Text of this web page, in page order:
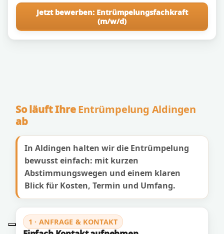
Jetzt bewerben: Entrümpelungsfachkraft
(m/w/d)
So läuft IhreEntrümpelung Aldingen
ab
In Aldingen halten wir die Entrümpelung
bewusst einfach: mit kurzen
Abstimmungswegen und einem klaren
Blick für Kosten, Termin und Umfang.
1 · ANFRAGE & KONTAKT